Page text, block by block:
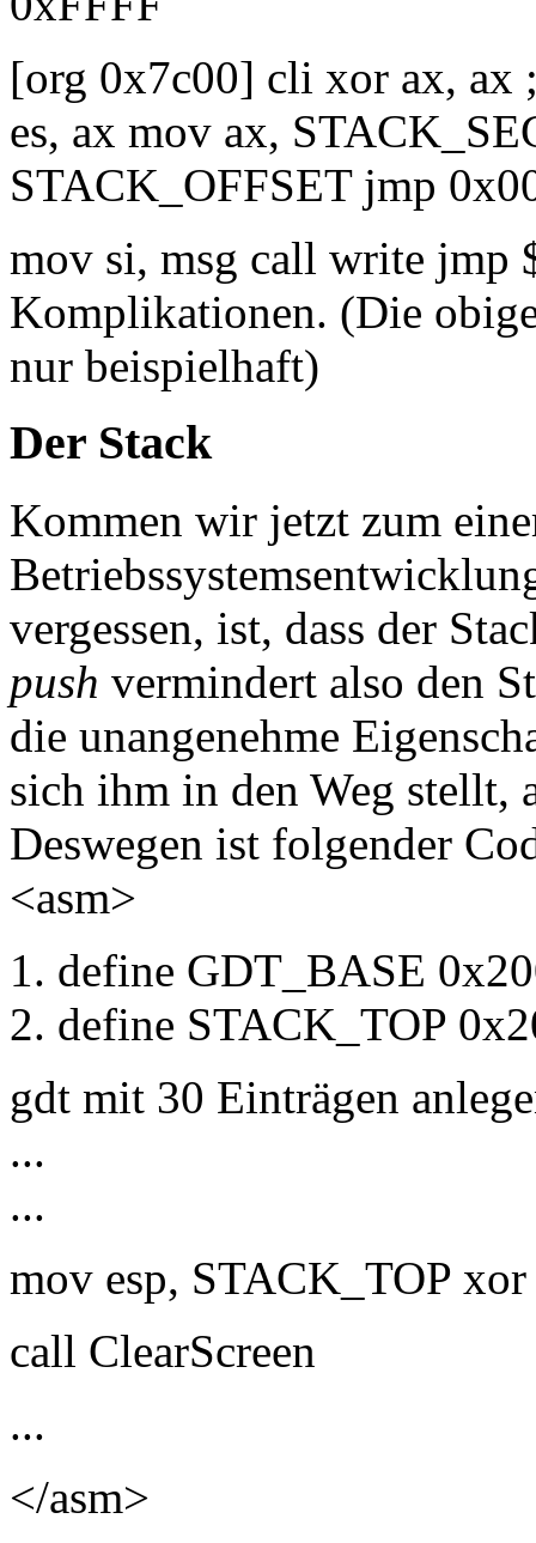
[org 0x7c00] cli xor ax, ax
es, ax mov ax,
STACK_OFFSET jmp
mov si, msg call write jmp
Komplikationen. (Die
nur beispielhaft)
Der Stack
Kommen wir jetzt zum
vergessen, ist, dass der
push vermindert also den
die unangenehme
sich ihm in den Weg stellt,
Deswegen ist folgender
<asm>
define GDT_BASE
define STACK_TOP
gdt mit 30 Einträgen
...
...
mov esp, STACK_TOP xor
call ClearScreen
...
</asm>